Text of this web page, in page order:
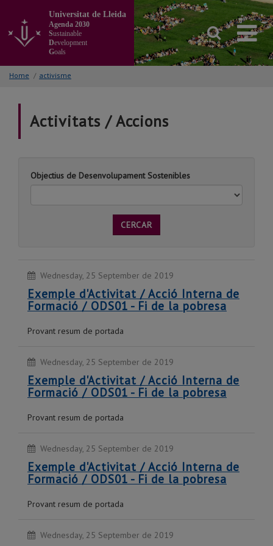
the
main
of
the
Universitat de Lleida
Agenda 2030
Sustainable
Development
Goals
Home / activisme
Activitats / Accions
Objectius de Desenvolupament Sostenibles
CERCAR
Wednesday, 25 September de 2019
Exemple d'Activitat / Acció Interna de
Formació / ODS01 - Fi de la pobresa
Provant resum de portada
Wednesday, 25 September de 2019
Exemple d'Activitat / Acció Interna de
Formació / ODS01 - Fi de la pobresa
Provant resum de portada
Wednesday, 25 September de 2019
Exemple d'Activitat / Acció Interna de
Formació / ODS01 - Fi de la pobresa
Provant resum de portada
Wednesday, 25 September de 2019